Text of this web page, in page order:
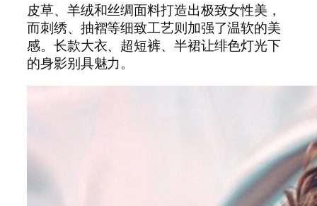
皮草、羊绒和丝绸面料打造出极致女性美，
而刺绣、抽褶等细致工艺则加强了温软的美
感。长款大衣、超短裤、半裙让绯色灯光下
的身影别具魅力。